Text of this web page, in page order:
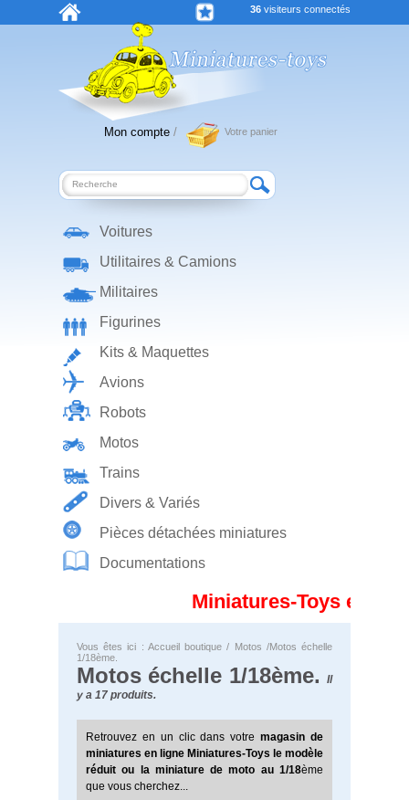
36 visiteurs connectés
Mon compte / Votre panier
Voitures
Utilitaires & Camions
Militaires
Figurines
Kits & Maquettes
Avions
Robots
Motos
Trains
Divers & Variés
Pièces détachées miniatures
Documentations
Miniatures-Toys est
Vous êtes ici : Accueil boutique / Motos /Motos échelle
1/18ème.
Motos échelle 1/18ème.
Il
y a 17 produits.
Retrouvez en un clicdans votre magasin de
miniatures en ligne Miniatures-Toys le modèle
réduit ou la miniature de moto au 1/18ème
que vous cherchez...